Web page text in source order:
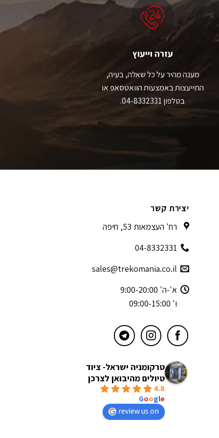
עזרה וייעוץ
מענה מהיר על כל שאלה, בעיה,
התייעצות באמצעות הוואטסאפ או
בטלפון 04-8332331.
יצירת קשר
רח' העצמאות 53, חיפה
04-8332331
sales@trekomania.co.il
א'-ה' 9:00-20:00
ו' 09:00-15:00
טרקומניה ישראל- ציוד
טיולים מהיבואן לצרכן
4.8
Google
review us on